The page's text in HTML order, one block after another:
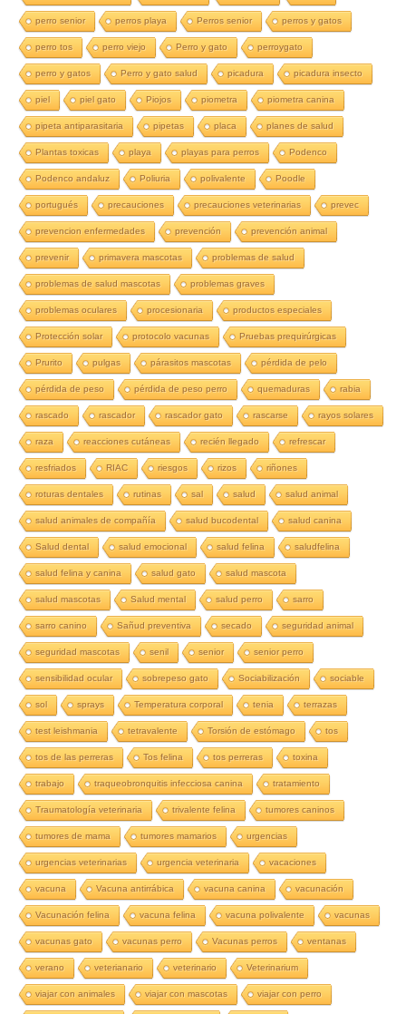
perro senior perros playa Perros senior perros y gatos
perro tos perro viejo Perro y gato perroygato
perro y gatos Perro y gato salud picadura picadura insecto
piel piel gato Piojos piometra piometra canina
pipeta antiparasitaria pipetas placa planes de salud
Plantas toxicas playa playas para perros Podenco
Podenco andaluz Poliuria polivalente Poodle
portugués precauciones precauciones veterinarias prevec
prevencion enfermedades prevención prevención animal
prevenir primavera mascotas problemas de salud
problemas de salud mascotas problemas graves
problemas oculares procesionaria productos especiales
Protección solar protocolo vacunas Pruebas prequirúrgicas
Prurito pulgas párasitos mascotas pérdida de pelo
pérdida de peso pérdida de peso perro quemaduras rabia
rascado rascador rascador gato rascarse rayos solares
raza reacciones cutáneas recién llegado refrescar
resfriados RIAC riesgos rizos riñones
roturas dentales rutinas sal salud salud animal
salud animales de compañía salud bucodental salud canina
Salud dental salud emocional salud felina saludfelina
salud felina y canina salud gato salud mascota
salud mascotas Salud mental salud perro sarro
sarro canino Sañud preventiva secado seguridad animal
seguridad mascotas senil senior senior perro
sensibilidad ocular sobrepeso gato Sociabilización sociable
sol sprays Temperatura corporal tenia terrazas
test leishmania tetravalente Torsión de estómago tos
tos de las perreras Tos felina tos perreras toxina
trabajo traqueobronquitis infecciosa canina tratamiento
Traumatología veterinaria trivalente felina tumores caninos
tumores de mama tumores mamarios urgencias
urgencias veterinarias urgencia veterinaria vacaciones
vacuna Vacuna antirrábica vacuna canina vacunación
Vacunación felina vacuna felina vacuna polivalente vacunas
vacunas gato vacunas perro Vacunas perros ventanas
verano veterianario veterinario Veterinarium
viajar con animales viajar con mascotas viajar con perro